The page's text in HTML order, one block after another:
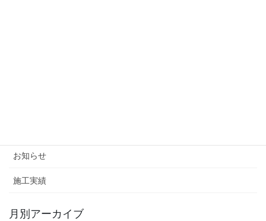
お知らせ
施工実績
月別アーカイブ